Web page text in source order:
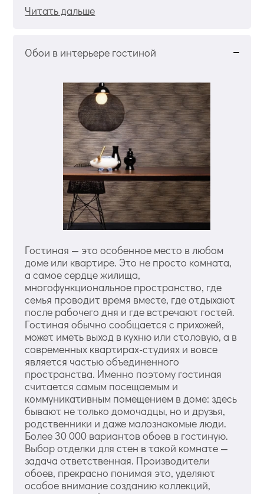
Читать дальше
Обои в интерьере гостиной
Гостиная — это особенное место в любом
доме или квартире. Это не просто комната,
а самое сердце жилища,
многофункциональное пространство, где
семья проводит время вместе, где отдыхают
после рабочего дня и где встречают гостей.
Гостиная обычно сообщается с прихожей,
может иметь выход в кухню или столовую, а в
современных квартирах-студиях и вовсе
является частью объединенного
пространства. Именно поэтому гостиная
считается самым посещаемым и
коммуникативным помещением в доме: здесь
бывают не только домочадцы, но и друзья,
родственники и даже малознакомые люди.
Более 30 000 вариантов обоев в гостиную.
Выбор отделки для стен в такой комнате —
задача ответственная. Производители
обоев, прекрасно понимая это, уделяют
особое внимание созданию коллекций,